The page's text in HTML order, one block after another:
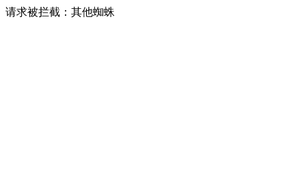
请求被拦截：其他蜘蛛